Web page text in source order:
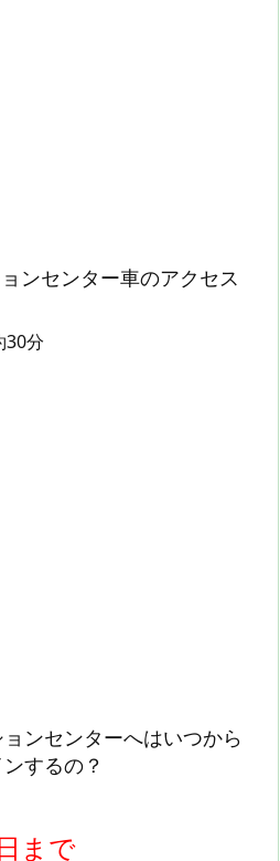
ンセンター車のアクセス
30分
ンセンターへはいつから
するの？
まで